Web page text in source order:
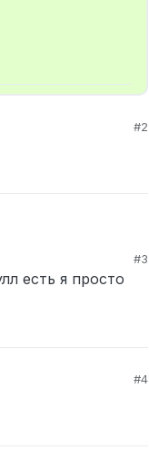
#2
#3
есть я просто
#4